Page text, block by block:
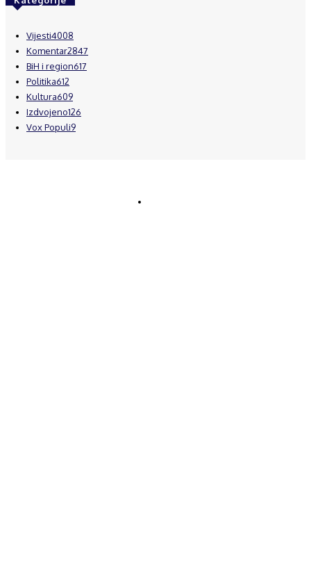
Vijesti4008
Komentar2847
BiH i region617
Politika612
Kultura609
Izdvojeno126
Vox Populi9